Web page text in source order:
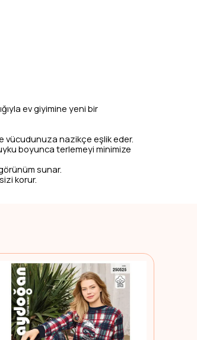
ev giyimine yeni bir
vücudunuza nazikçe eşlik eder.
boyunca terlemeyi minimize
sunar.
korur.